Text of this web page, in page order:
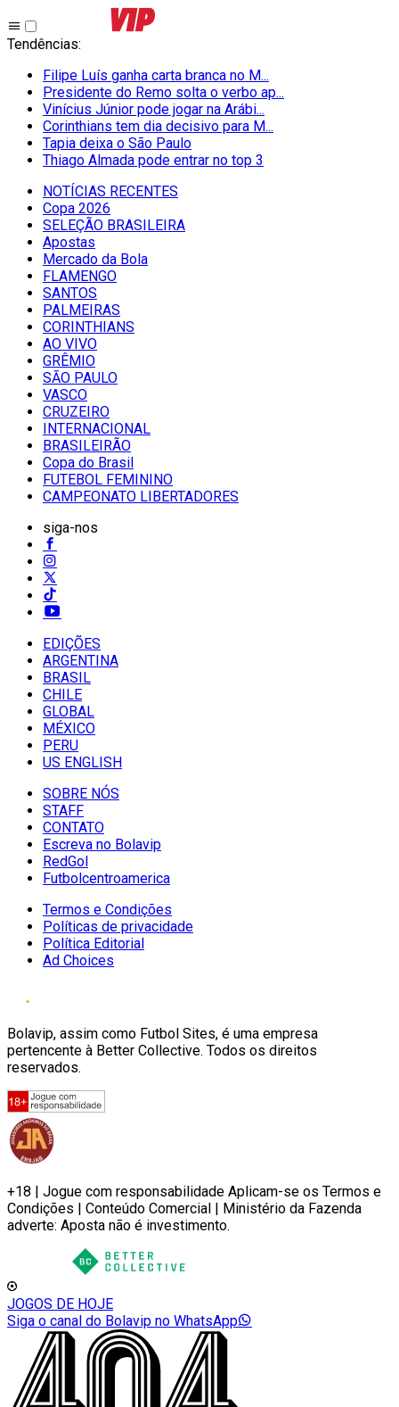
Tendências:
Filipe Luís ganha carta branca no M...
Presidente do Remo solta o verbo ap...
Vinícius Júnior pode jogar na Arábi...
Corinthians tem dia decisivo para M...
Tapia deixa o São Paulo
Thiago Almada pode entrar no top 3
NOTÍCIAS RECENTES
Copa 2026
SELEÇÃO BRASILEIRA
Apostas
Mercado da Bola
FLAMENGO
SANTOS
PALMEIRAS
CORINTHIANS
AO VIVO
GRÊMIO
SĀO PAULO
VASCO
CRUZEIRO
INTERNACIONAL
BRASILEIRÃO
Copa do Brasil
FUTEBOL FEMININO
CAMPEONATO LIBERTADORES
siga-nos
EDIÇÕES
ARGENTINA
BRASIL
CHILE
GLOBAL
MÉXICO
PERU
US ENGLISH
SOBRE NÓS
STAFF
CONTATO
Escreva no Bolavip
RedGol
Futbolcentroamerica
Termos e Condições
Políticas de privacidade
Política Editorial
Ad Choices
Bolavip, assim como Futbol Sites, é uma empresa
pertencente à Better Collective. Todos os direitos
reservados.
+18 | Jogue com responsabilidade Aplicam-se os Termos e
Condições | Conteúdo Comercial | Ministério da Fazenda
adverte: Aposta não é investimento.
JOGOS DE HOJE
Siga o canal do Bolavip no WhatsApp